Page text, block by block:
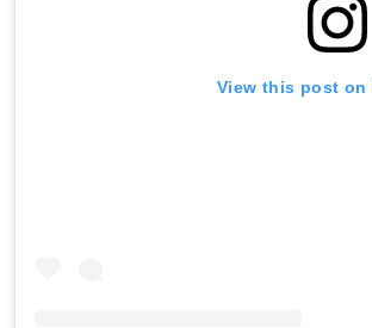
View this post on